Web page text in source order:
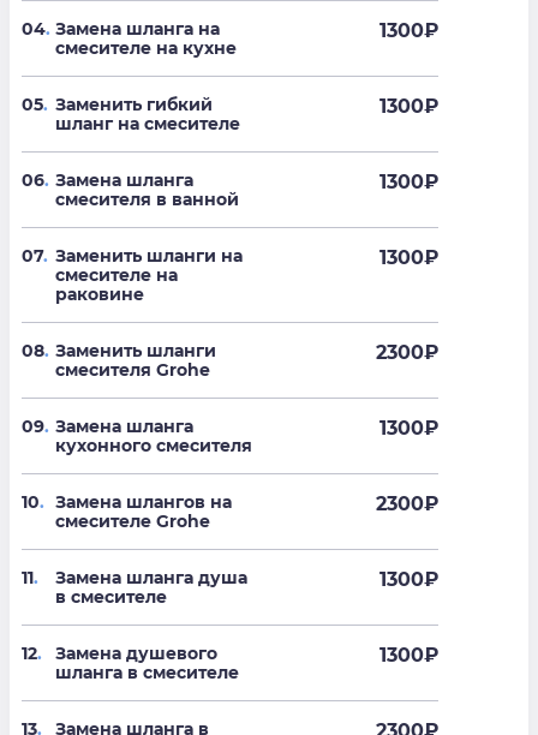
04. Замена шланга на
смесителе на кухне
1300₽
05. Заменить гибкий
шланг на смесителе
1300₽
06. Замена шланга
смесителя в ванной
1300₽
07. Заменить шланги на
смесителе на
раковине
1300₽
08. Заменить шланги
смесителя Grohe
2300₽
09. Замена шланга
кухонного смесителя
1300₽
10. Замена шлангов на
смесителе Grohe
2300₽
11.
Замена шланга душа
в смесителе
1300₽
12.
Замена душевого
шланга в смесителе
1300₽
13. Замена шланга в